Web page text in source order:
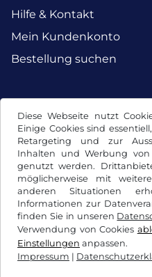
Diese Webseite nutzt
Einige Cookies sind
Retargeting und zur
Inhalten und Werbung
genutzt werden.
möglicherweise mit
anderen Situationen
Informationen zur
finden Sie in unseren
Verwendung von Cookies
Einstellungen anpassen.
Impressum |
Hilfe & Kontakt
Mein Kundenkonto
Bestellung suchen
Facebook Instagram
AGB / Widerrufsrecht